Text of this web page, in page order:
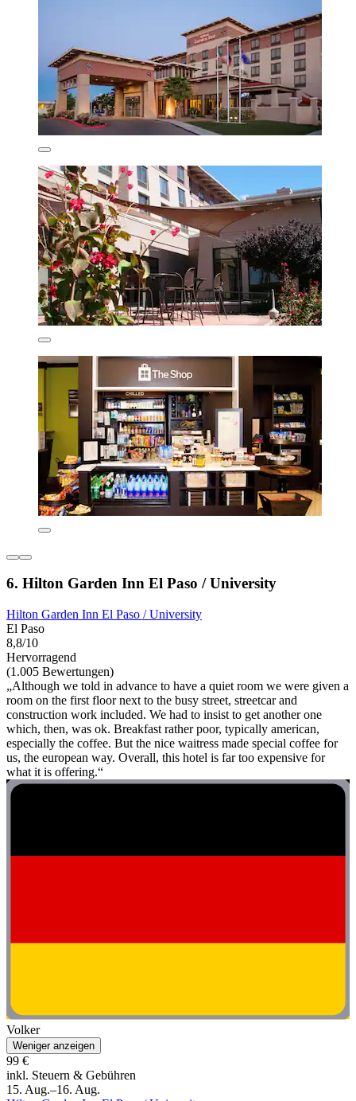
6. Hilton Garden Inn El Paso / University
Hilton Garden Inn El Paso / University
El Paso
8,8/10
Hervorragend
(1.005 Bewertungen)
„Although we told in advance to have a quiet room we were given a
room on the first floor next to the busy street, streetcar and
construction work included. We had to insist to get another one
which, then, was ok. Breakfast rather poor, typically american,
especially the coffee. But the nice waitress made special coffee for
us, the european way. Overall, this hotel is far too expensive for
what it is offering.“
Volker
Weniger anzeigen
99 €
inkl. Steuern & Gebühren
15. Aug.–16. Aug.